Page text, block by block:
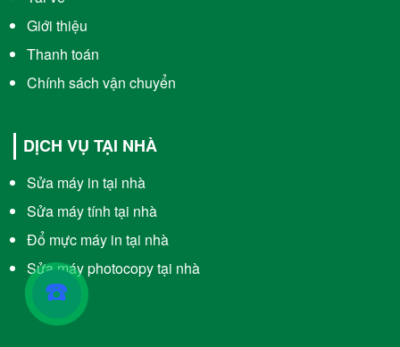
Giới thiệu
Thanh toán
Chính sách vận chuyển
DỊCH VỤ TẠI NHÀ
Sửa máy in tại nhà
Sửa máy tính tại nhà
Đổ mực máy in tại nhà
Sửa máy photocopy tại nhà
☎️